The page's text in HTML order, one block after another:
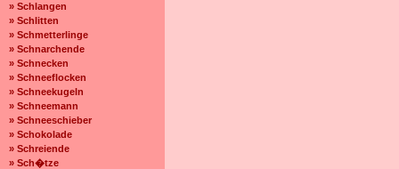
» Schlangen
» Schlitten
» Schmetterlinge
» Schnarchende
» Schnecken
» Schneeflocken
» Schneekugeln
» Schneemann
» Schneeschieber
» Schokolade
» Schreiende
» Sch�tze